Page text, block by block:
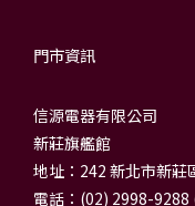
門市資訊
信源電器有限公司
新莊旗艦館
地址：242 新北市新莊
電話：(02) 2998-9288